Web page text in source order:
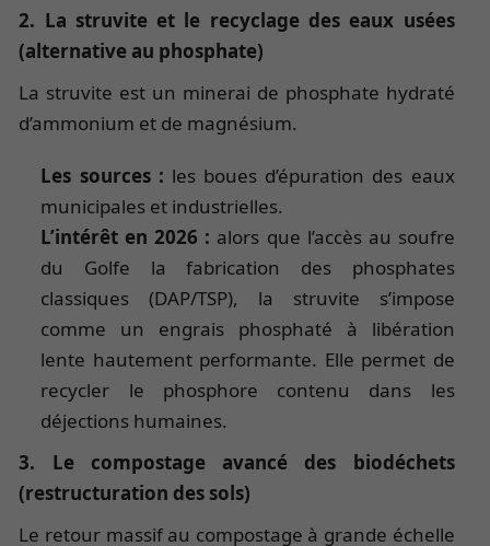
2. La struvite et le recyclage des eaux usées
(alternative au phosphate)
La struvite est un minerai de phosphate hydraté
d’ammonium et de magnésium.
Les sources : les boues d’épuration des eaux
municipales et industrielles.
L’intérêt en 2026 : alors que l’accès au soufre
du Golfe la fabrication des phosphates
classiques (DAP/TSP), la struvite s’impose
comme un engrais phosphaté à libération
lente hautement performante. Elle permet de
recycler le phosphore contenu dans les
déjections humaines.
3. Le compostage avancé des biodéchets
(restructuration des sols)
Le retour massif au compostage à grande échelle